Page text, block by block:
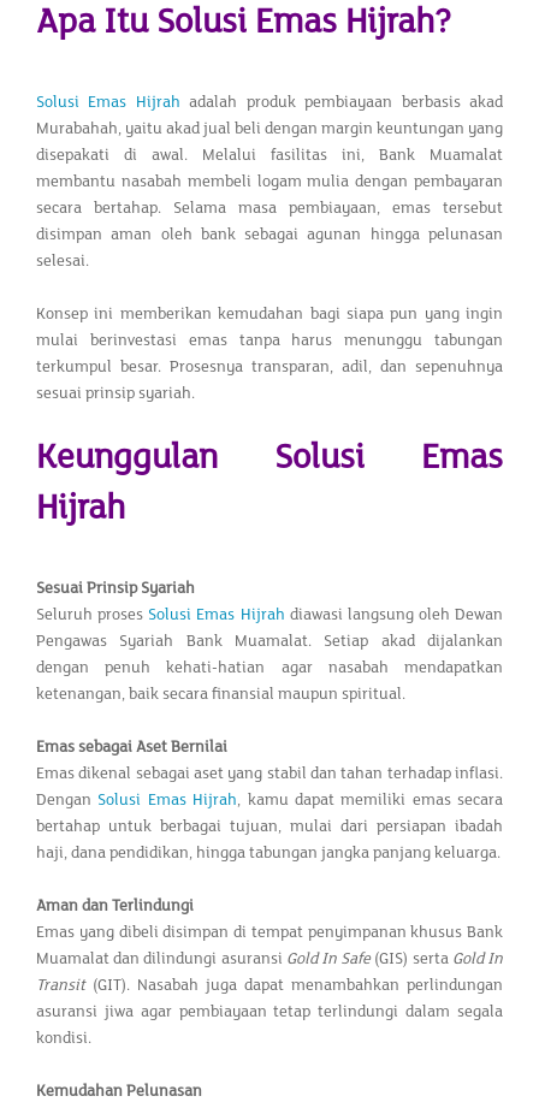
Apa Itu Solusi Emas Hijrah?
Solusi Emas Hijrah adalah produk pembiayaan berbasis akad
Murabahah, yaitu akad jual beli dengan margin keuntungan yang
disepakati di awal. Melalui fasilitas ini, Bank Muamalat
membantu nasabah membeli logam mulia dengan pembayaran
secara bertahap. Selama masa pembiayaan, emas tersebut
disimpan aman oleh bank sebagai agunan hingga pelunasan
selesai.
Konsep ini memberikan kemudahan bagi siapa pun yang ingin
mulai berinvestasi emas tanpa harus menunggu tabungan
terkumpul besar. Prosesnya transparan, adil, dan sepenuhnya
sesuai prinsip syariah.
Keunggulan Solusi Emas
Hijrah
Sesuai Prinsip Syariah
Seluruh proses Solusi Emas Hijrah diawasi langsung oleh Dewan
Pengawas Syariah Bank Muamalat. Setiap akad dijalankan
dengan penuh kehati-hatian agar nasabah mendapatkan
ketenangan, baik secara finansial maupun spiritual.
Emas sebagai Aset Bernilai
Emas dikenal sebagai aset yang stabil dan tahan terhadap inflasi.
Dengan Solusi Emas Hijrah, kamu dapat memiliki emas secara
bertahap untuk berbagai tujuan, mulai dari persiapan ibadah
haji, dana pendidikan, hingga tabungan jangka panjang keluarga.
Aman dan Terlindungi
Emas yang dibeli disimpan di tempat penyimpanan khusus Bank
Muamalat dan dilindungi asuransi Gold In Safe(GIS) serta Gold In
Transit (GIT). Nasabah juga dapat menambahkan perlindungan
asuransi jiwa agar pembiayaan tetap terlindungi dalam segala
kondisi.
Kemudahan Pelunasan